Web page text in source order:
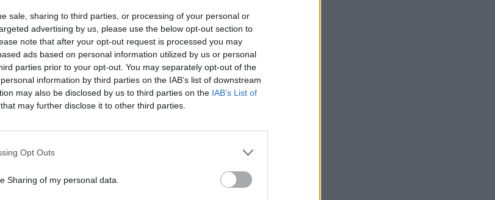
sale, sharing to third parties, or processing of your personal or
advertising by us, please use the below opt-out section to
note that after your opt-out request is processed you may
ads based on personal information utilized by us or personal
parties prior to your opt-out. You may separately opt-out of the
information by third parties on the IAB’s list of downstream
may also be disclosed by us to third parties on the IAB’s List of
that may further disclose it to other third parties.
Opt Outs
Sharing of my personal data.
μάρκετινγκ της εταιρείας,
είναι να συζητηθούν
θετικά και έμπρακτα στην ορθή
διάστημα.
κλάδο του νησιού μας
Ξενοδόχων Σαντορίνης.